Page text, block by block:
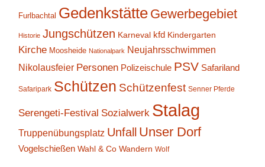
Furlbachtal Gedenkstätte Gewerbegebiet
Historie Jungschützen Karneval kfd Kindergarten
Kirche Moosheide Nationalpark Neujahrsschwimmen
Nikolausfeier Personen Polizeischule PSV Safariland
Safaripark Schützen Schützenfest Senner Pferde
Serengeti-Festival Sozialwerk Stalag
Truppenübungsplatz Unfall Unser Dorf
Vogelschießen Wahl & Co Wandern Wolf